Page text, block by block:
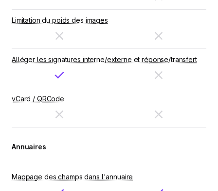
Limitation du poids des images
Alléger les signatures interne/externe et réponse/transfert
vCard / QRCode
Annuaires
Mappage des champs dans l'annuaire